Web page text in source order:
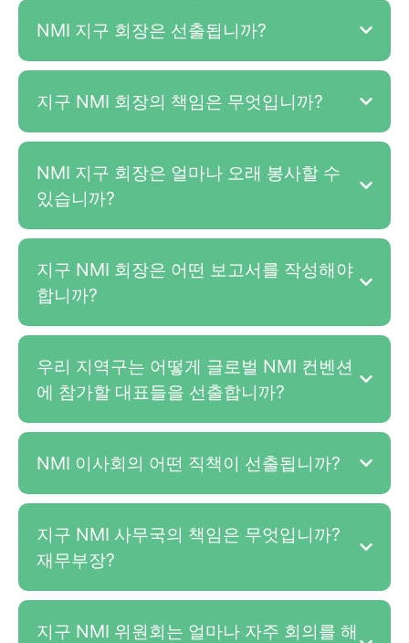
NMI 지구 회장은 선출됩니까?
지구 NMI 회장의 책임은 무엇입니까?
NMI 지구 회장은 얼마나 오래 봉사할 수
있습니까?
지구 NMI 회장은 어떤 보고서를 작성해야
합니까?
우리 지역구는 어떻게 글로벌 NMI 컨벤션
에 참가할 대표들을 선출합니까?
NMI 이사회의 어떤 직책이 선출됩니까?
지구 NMI 사무국의 책임은 무엇입니까?
재무부장?
지구 NMI 위원회는 얼마나 자주 회의를 해